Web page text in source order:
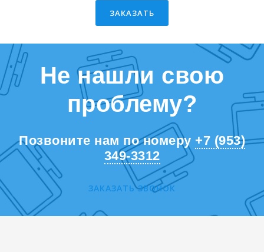
ЗАКАЗАТЬ
Не нашли свою
проблему?
Позвоните нам по номеру +7 (953)
349-3312
ЗАКАЗАТЬ ЗВОНОК